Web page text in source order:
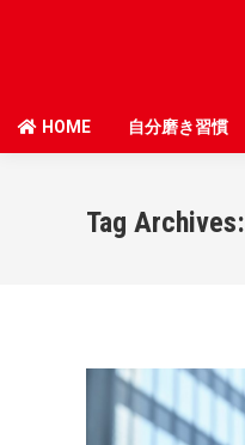
HOME 自分磨き習慣
Tag Archives:
HOME 自分磨き習慣